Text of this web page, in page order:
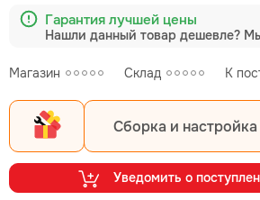
Магазин Склад К
Гарантия лучшей цены
Нашли данный товар дешевле?
Сборка и
Уведомить о